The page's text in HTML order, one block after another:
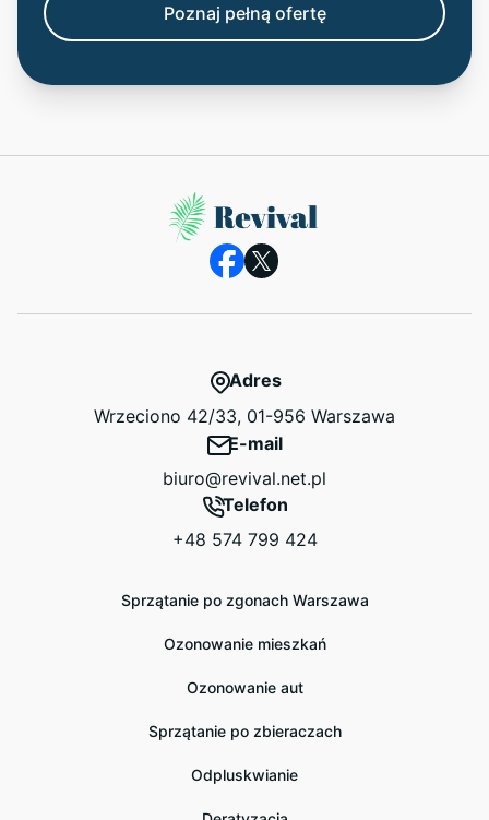
Poznaj pełną ofertę
Adres
Wrzeciono 42/33, 01-956 Warszawa
E-mail
biuro@revival.net.pl
Telefon
+48 574 799 424
Sprzątanie po zgonach Warszawa
Ozonowanie mieszkań
Ozonowanie aut
Sprzątanie po zbieraczach
Odpluskwianie